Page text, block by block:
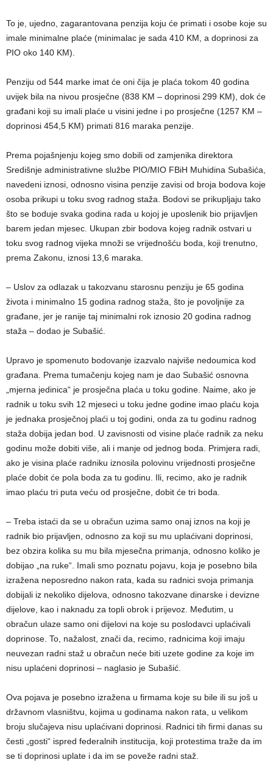
To je, ujedno, zagarantovana penzija koju će primati i osobe koje su
imale minimalne plaće (minimalac je sada 410 KM, a doprinosi za
PIO oko 140 KM).
Penziju od 544 marke imat će oni čija je plaća tokom 40 godina
uvijek bila na nivou prosječne (838 KM – doprinosi 299 KM), dok će
građani koji su imali plaće u visini jedne i po prosječne (1257 KM –
doprinosi 454,5 KM) primati 816 maraka penzije.
Prema pojašnjenju kojeg smo dobili od zamjenika direktora
Središnje administrativne službe PIO/MIO FBiH Muhidina Subašića,
navedeni iznosi, odnosno visina penzije zavisi od broja bodova koje
osoba prikupi u toku svog radnog staža. Bodovi se prikupljaju tako
što se boduje svaka godina rada u kojoj je uposlenik bio prijavljen
barem jedan mjesec. Ukupan zbir bodova kojeg radnik ostvari u
toku svog radnog vijeka množi se vrijednošću boda, koji trenutno,
prema Zakonu, iznosi 13,6 maraka.
– Uslov za odlazak u takozvanu starosnu penziju je 65 godina
života i minimalno 15 godina radnog staža, što je povoljnije za
građane, jer je ranije taj minimalni rok iznosio 20 godina radnog
staža – dodao je Subašić.
Upravo je spomenuto bodovanje izazvalo najviše nedoumica kod
građana. Prema tumačenju kojeg nam je dao Subašić osnovna
„mjerna jedinica“ je prosječna plaća u toku godine. Naime, ako je
radnik u toku svih 12 mjeseci u toku jedne godine imao plaću koja
je jednaka prosječnoj plaći u toj godini, onda za tu godinu radnog
staža dobija jedan bod. U zavisnosti od visine plaće radnik za neku
godinu može dobiti više, ali i manje od jednog boda. Primjera radi,
ako je visina plaće radniku iznosila polovinu vrijednosti prosječne
plaće dobit će pola boda za tu godinu. Ili, recimo, ako je radnik
imao plaću tri puta veću od prosječne, dobit će tri boda.
– Treba istaći da se u obračun uzima samo onaj iznos na koji je
radnik bio prijavljen, odnosno za koji su mu uplaćivani doprinosi,
bez obzira kolika su mu bila mjesečna primanja, odnosno koliko je
dobijao „na ruke“. Imali smo poznatu pojavu, koja je posebno bila
izražena neposredno nakon rata, kada su radnici svoja primanja
dobijali iz nekoliko dijelova, odnosno takozvane dinarske i devizne
dijelove, kao i naknadu za topli obrok i prijevoz. Međutim, u
obračun ulaze samo oni dijelovi na koje su poslodavci uplaćivali
doprinose. To, nažalost, znači da, recimo, radnicima koji imaju
neuvezan radni staž u obračun neće biti uzete godine za koje im
nisu uplaćeni doprinosi – naglasio je Subašić.
Ova pojava je posebno izražena u firmama koje su bile ili su još u
državnom vlasništvu, kojima u godinama nakon rata, u velikom
broju slučajeva nisu uplaćivani doprinosi. Radnici tih firmi danas su
česti „gosti“ ispred federalnih institucija, koji protestima traže da im
se ti doprinosi uplate i da im se poveže radni staž.